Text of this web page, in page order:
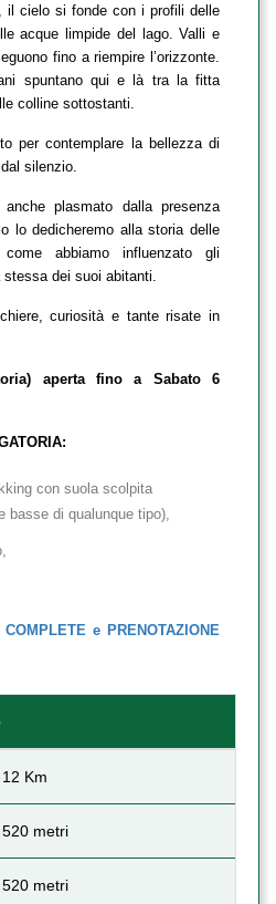
il cielo si fonde con i profili delle
acque limpide del lago. Valli e
fino a riempire l’orizzonte.
spuntano qui e là tra la fitta
colline sottostanti.
per contemplare la bellezza di
silenzio.
plasmato dalla presenza
lo dedicheremo alla storia delle
abbiamo influenzato gli
dei suoi abitanti.
curiosità e tante risate in
aperta fino a Sabato 6
con suola scolpita
basse di qualunque tipo),
e PRENOTAZIONE
12 Km
520 metri
520 metri